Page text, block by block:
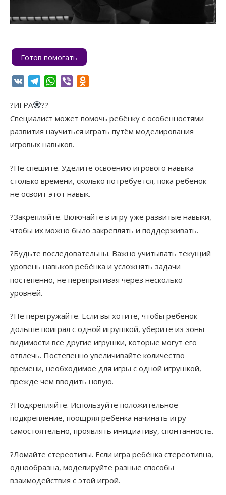
Готов помогать
VK TelegramWhatsApp
Viber
?ИГРА
??
Специалист может помочь ребёнку с особенностями
развития научиться играть путём моделирования
игровых навыков.​
?Не спешите. Уделите освоению игрового навыка
столько времени, сколько потребуется, пока ребёнок
не освоит этот навык.​
?Закрепляйте. Включайте в игру уже развитые навыки,
чтобы их можно было закреплять и поддерживать.​
?Будьте последовательны. Важно учитывать текущий
уровень навыков ребёнка и усложнять задачи
постепенно, не перепрыгивая через несколько
уровней.​
?Не перегружайте. Если вы хотите, чтобы ребёнок
дольше поиграл с одной игрушкой, уберите из зоны
видимости все другие игрушки, которые могут его
отвлечь. Постепенно увеличивайте количество
времени, необходимое для игры с одной игрушкой,
прежде чем вводить новую.
?Подкрепляйте. Используйте положительное
подкрепление, поощряя ребёнка начинать игру
самостоятельно, проявлять инициативу, спонтанность.​
?Ломайте стереотипы. Если игра ребёнка стереотипна,
однообразна, моделируйте разные способы
взаимодействия с этой игрой.​